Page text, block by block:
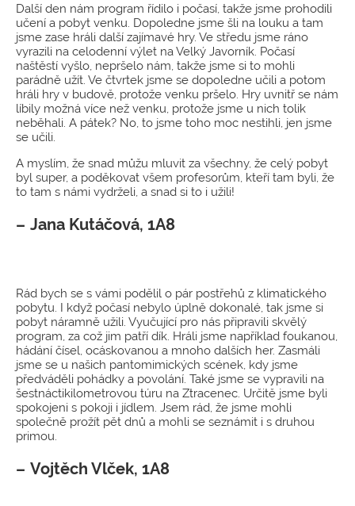
Další den nám program řídilo i počasí, takže jsme prohodili
učení a pobyt venku. Dopoledne jsme šli na louku a tam
jsme zase hráli další zajímavé hry. Ve středu jsme ráno
vyrazili na celodenní výlet na Velký Javorník. Počasí
naštěstí vyšlo, nepršelo nám, takže jsme si to mohli
parádně užít. Ve čtvrtek jsme se dopoledne učili a potom
hráli hry v budově, protože venku pršelo. Hry uvnitř se nám
líbily možná více než venku, protože jsme u nich tolik
neběhali. A pátek? No, to jsme toho moc nestihli, jen jsme
se učili.
A myslím, že snad můžu mluvit za všechny, že celý pobyt
byl super, a poděkovat všem profesorům, kteří tam byli, že
to tam s námi vydrželi, a snad si to i užili!
Jana Kutáčová, 1A8
Rád bych se s vámi podělil o pár postřehů z klimatického
pobytu. I když počasí nebylo úplně dokonalé, tak jsme si
pobyt náramně užili. Vyučující pro nás připravili skvělý
program, za což jim patří dík. Hráli jsme například foukanou,
hádání čísel, ocáskovanou a mnoho dalších her. Zasmáli
jsme se u našich pantomimických scének, kdy jsme
předváděli pohádky a povolání. Také jsme se vypravili na
šestnáctikilometrovou túru na Ztracenec. Určitě jsme byli
spokojeni s pokoji i jídlem. Jsem rád, že jsme mohli
společně prožít pět dnů a mohli se seznámit i s druhou
primou.
Vojtěch Vlček, 1A8